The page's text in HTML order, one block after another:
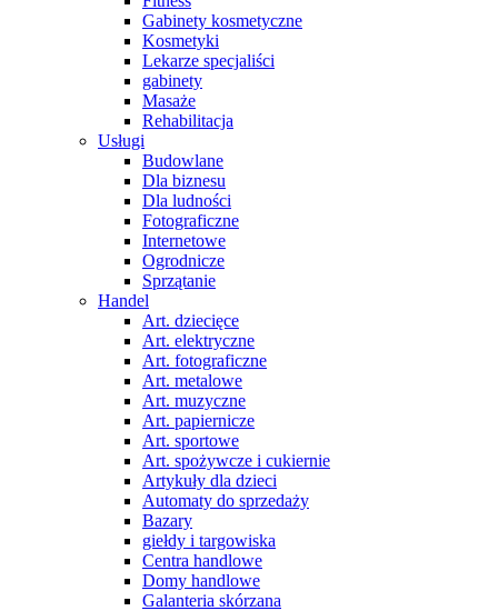
Gabinety kosmetyczne
Kosmetyki
Lekarze specjaliści
gabinety
Masaże
Rehabilitacja
Usługi
Budowlane
Dla biznesu
Dla ludności
Fotograficzne
Internetowe
Ogrodnicze
Sprzątanie
Handel
Art. dziecięce
Art. elektryczne
Art. fotograficzne
Art. metalowe
Art. muzyczne
Art. papiernicze
Art. sportowe
Art. spożywcze i cukiernie
Artykuły dla dzieci
Automaty do sprzedaży
Bazary
giełdy i targowiska
Centra handlowe
Domy handlowe
Galanteria skórzana